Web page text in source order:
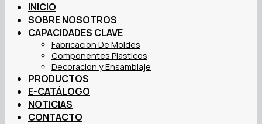
INICIO
SOBRE NOSOTROS
CAPACIDADES CLAVE
Fabricacion De Moldes
Componentes Plasticos
Decoracion y Ensamblaje
PRODUCTOS
E-CATÁLOGO
NOTICIAS
CONTACTO